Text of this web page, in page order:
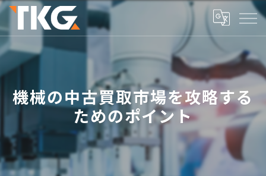
機械の中古買取市場を攻略する
ためのポイント